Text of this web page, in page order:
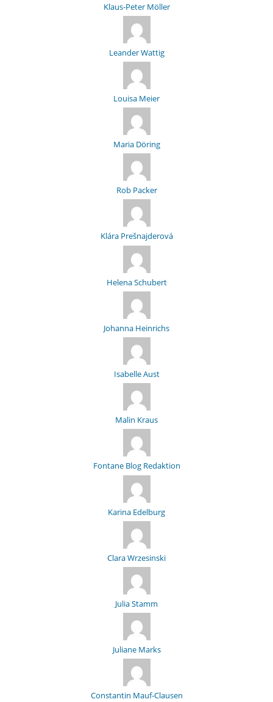
Klaus-Peter Möller
Leander Wattig
Louisa Meier
Maria Döring
Rob Packer
Klára Prešnajderová
Helena Schubert
Johanna Heinrichs
Isabelle Aust
Malin Kraus
Fontane Blog Redaktion
Karina Edelburg
Clara Wrzesinski
Julia Stamm
Juliane Marks
Constantin Mauf-Clausen